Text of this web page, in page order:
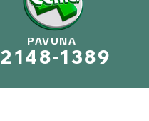
PAVUNA
2148-1389